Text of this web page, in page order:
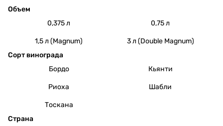
Объем
0,375 л
0,75 л
1,5 л (Magnum)
3 л (Double Magnum)
Сорт винограда
Бордо
Кьянти
Риоха Шабли
Тоскана
Страна